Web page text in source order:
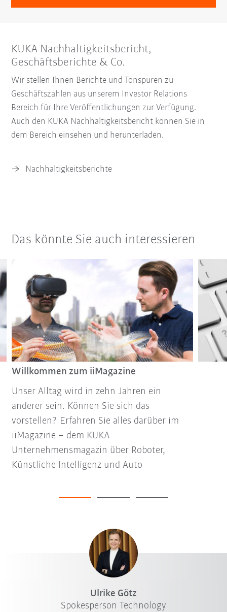
KUKA Nachhaltigkeitsbericht,
Geschäftsberichte & Co.
Wir stellen Ihnen Berichte und Tonspuren zu
Geschäftszahlen aus unserem
Investor Relations
Bereich für Ihre Veröffentlichungen zur Verfügung.
Auch den KUKA Nachhaltigkeitsbericht können Sie in
dem Bereich einsehen und herunterladen.
Nachhaltigkeitsberichte
Das könnte Sie auch interessieren
Willkommen zum iiMagazine
Unser Alltag wird in zehn Jahren ein
anderer sein. Können Sie sich das
vorstellen? Erfahren Sie alles darüber im
iiMagazine – dem KUKA
Unternehmensmagazin über Roboter,
Künstliche Intelligenz und Auto
Ulrike Götz
Spokesperson Technology